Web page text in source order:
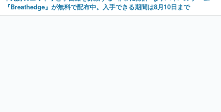
『Breathedge』が無料で配布中。入手できる期間は8月10日まで